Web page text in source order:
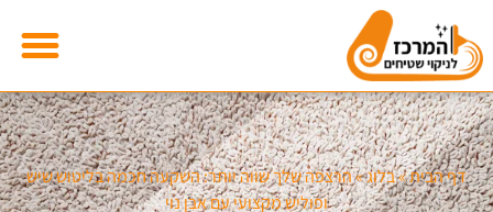
דף הבית»בלוג»הרצפה שלך שווה יותר: השקעה חכמה בליטוש שיש
ופוליש מקצועי עם אבן נוי